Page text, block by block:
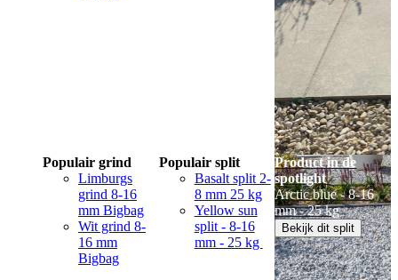
Populair grind
Limburgs
grind 8-16
mm Bigbag
Wit grind 8-
16 mm
Bigbag
Populair split
Basalt split 2-
8 mm 25 kg
Yellow sun
split - 8-16
mm - 25 kg
Product in de
spotlight
Arctic blue - 8-16
mm - 25 kg
Bekijk dit split